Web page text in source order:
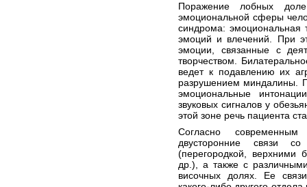
Поражение лобных
эмоциональной сферы
синдрома: эмоциональная
эмоций и влечений. При
эмоции, связанные с
творчеством.
ведет к подавлению их
разрушением миндалины.
эмоциональные
звуковых сигналов у
этой зоне речь пациента
Согласно
двусторонние связи
(перегородкой, верхними
др.), а также с
височных долях. Ее